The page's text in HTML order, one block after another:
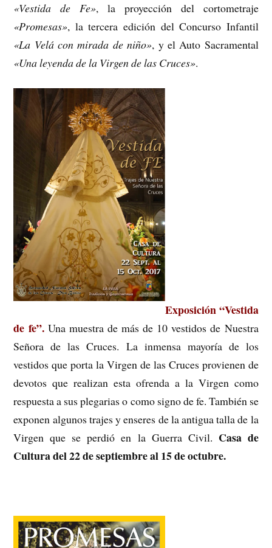
«Vestida de Fe», la proyección del cortometraje
«Promesas», la tercera edición del Concurso Infantil
«La Velá con mirada de niño», y el Auto Sacramental
«Una leyenda de la Virgen de las Cruces».
Exposición “Vestida
de fe”.Una muestra de más de 10 vestidos de Nuestra
Señora de las Cruces. La inmensa mayoría de los
vestidos que porta la Virgen de las Cruces provienen de
devotos que realizan esta ofrenda a la Virgen como
respuesta a sus plegarias o como signo de fe. También se
exponen algunos trajes y enseres de la antigua talla de la
Virgen que se perdió en la Guerra Civil. Casa de
Cultura del 22 de septiembre al 15 de octubre.